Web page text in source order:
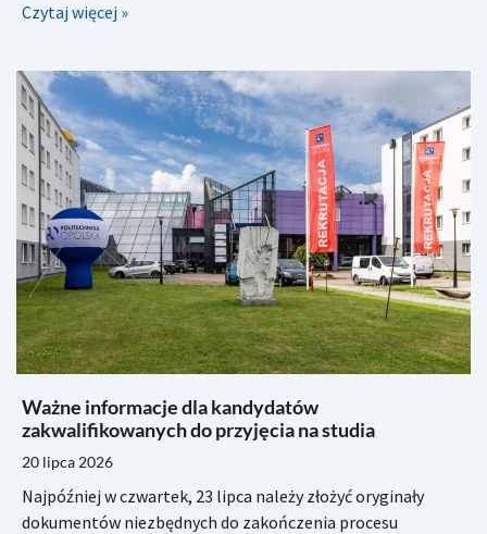
Czytaj więcej »
Ważne informacje dla kandydatów
zakwalifikowanych do przyjęcia na studia
20 lipca 2026
Najpóźniej w czwartek, 23 lipca należy złożyć oryginały
dokumentów niezbędnych do zakończenia procesu